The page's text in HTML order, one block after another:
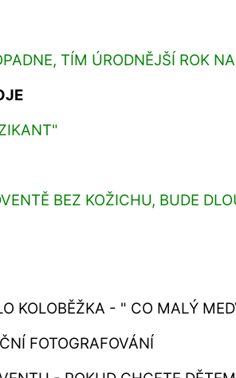
TÍM ÚRODNĚJŠÍ ROK
BEZ KOŽICHU, BUDE
KOLOBĚŽKA - " CO MALÝ
FOTOGRAFOVÁNÍ